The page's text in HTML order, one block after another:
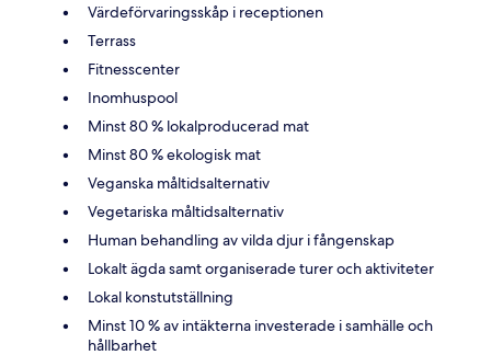
Värdeförvaringsskåp i receptionen
Terrass
Fitnesscenter
Inomhuspool
Minst 80 % lokalproducerad mat
Minst 80 % ekologisk mat
Veganska måltidsalternativ
Vegetariska måltidsalternativ
Human behandling av vilda djur i fångenskap
Lokalt ägda samt organiserade turer och aktiviteter
Lokal konstutställning
Minst 10 % av intäkterna investerade i samhälle och
hållbarhet